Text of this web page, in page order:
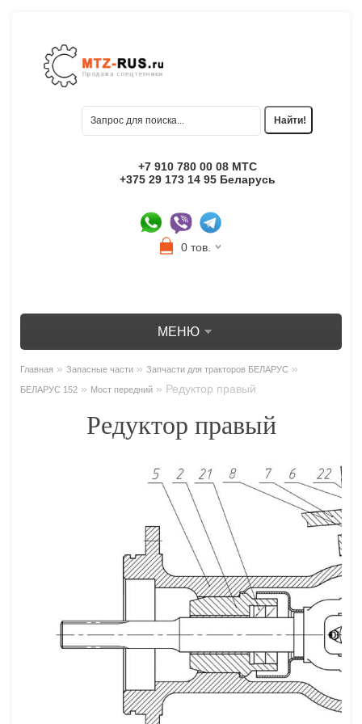
+7 910 780 00 08 МТС
+375 29 173 14 95 Беларусь
0 тов.
МЕНЮ
Главная » Запасные части » Запчасти для тракторов БЕЛАРУС »
БЕЛАРУС 152 » Мост передний » Редуктор правый
Редуктор правый